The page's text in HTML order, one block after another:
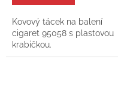
Kovový tácek na balení
cigaret 95058 s plastovou
krabičkou.